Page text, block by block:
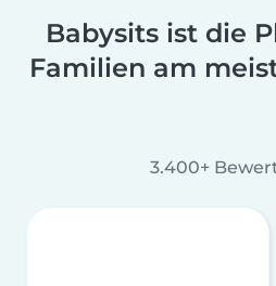
Babysits ist die
Familien am
3.400+